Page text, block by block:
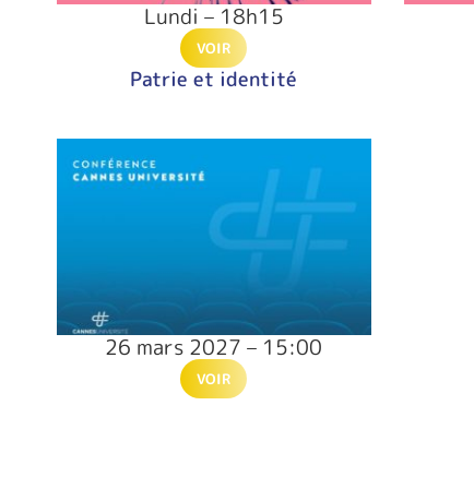
Lundi – 18h15
VOIR
Patrie et identité
26 mars 2027 – 15:00
VOIR